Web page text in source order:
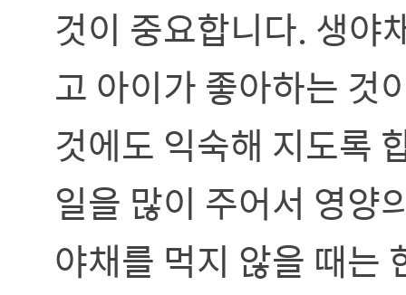
것이 중요합니다. 생야
고 아이가 좋아하는 것
것에도 익숙해 지도록
일을 많이 주어서 영양
야채를 먹지 않을 때는